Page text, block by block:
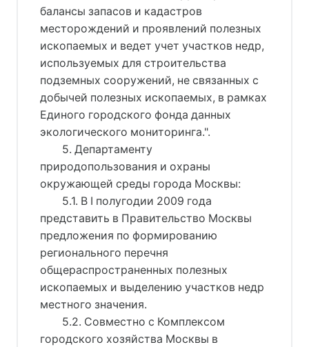
балансы запасов и кадастров
месторождений и проявлений полезных
ископаемых и ведет учет участков недр,
используемых для строительства
подземных сооружений, не связанных с
добычей полезных ископаемых, в рамках
Единого городского фонда данных
экологического мониторинга.".
5. Департаменту
природопользования и охраны
окружающей среды города Москвы:
5.1. В I полугодии 2009 года
представить в Правительство Москвы
предложения по формированию
регионального перечня
общераспространенных полезных
ископаемых и выделению участков недр
местного значения.
5.2. Совместно с Комплексом
городского хозяйства Москвы в